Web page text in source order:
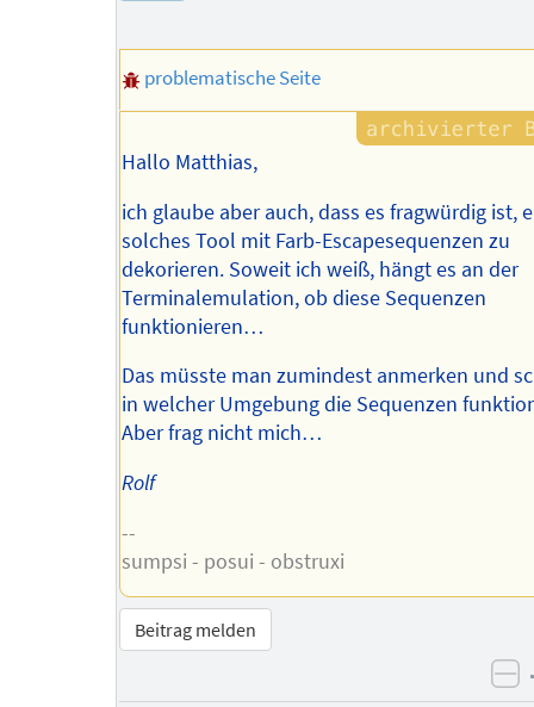
problematische Seite
Hallo Matthias,
ich glaube aber auch, dass es fragwürdig ist,
solches Tool mit Farb-Escapesequenzen zu
dekorieren. Soweit ich weiß, hängt es an der
Terminalemulation, ob diese Sequenzen
funktionieren…
Das müsste man zumindest anmerken und
in welcher Umgebung die Sequenzen
Aber frag nicht mich…
Rolf
--
sumpsi - posui - obstruxi
Beitrag melden